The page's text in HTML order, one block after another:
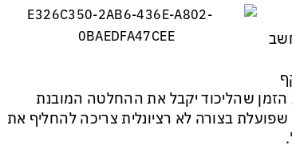
הזמן שהליכוד יקבל את ההחלטה המובנת
שפועלת בצורה לא רציונלית צריכה להחליף את